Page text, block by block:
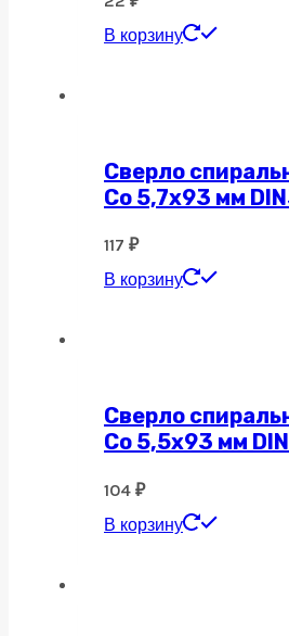
В корзину
Сверло
Co 5,7х93 мм
117 ₽
В корзину
Сверло
Co 5,5х93 мм
104 ₽
В корзину